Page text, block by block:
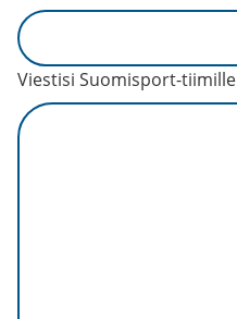
Viestisi Suomisport-tiimille